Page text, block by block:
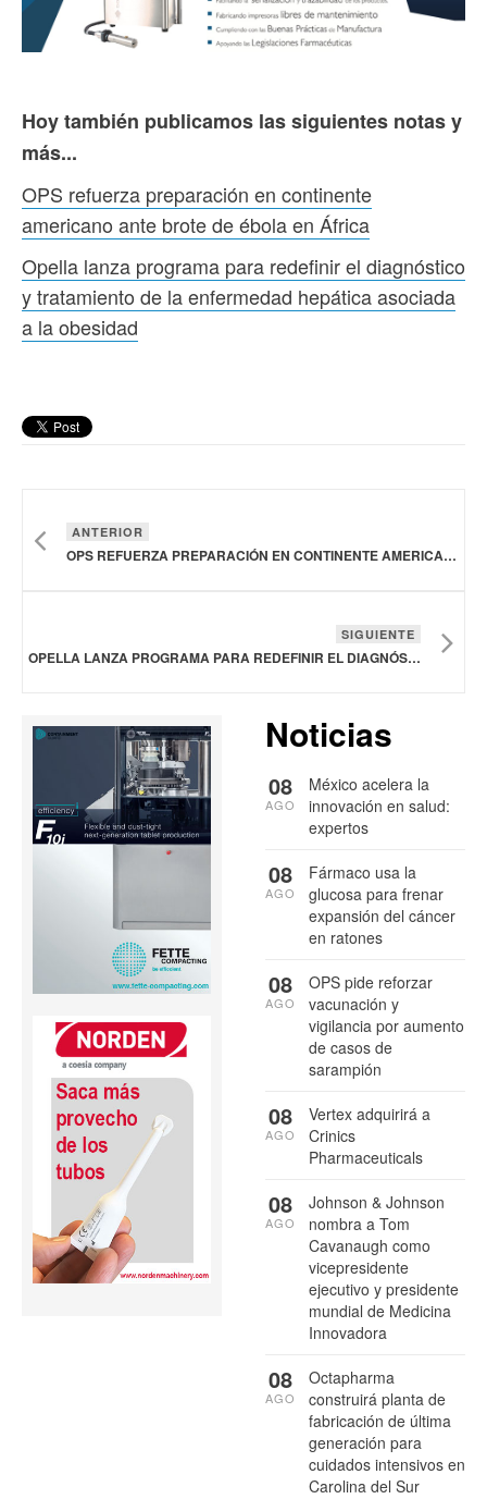
Hoy también publicamos las siguientes notas y
más...
OPS refuerza preparación en continente
americano ante brote de ébola en África
Opella lanza programa para redefinir el diagnóstico
y tratamiento de la enfermedad hepática asociada
a la obesidad
ANTERIOR
OPS REFUERZA PREPARACIÓN EN CONTINENTE AMERICANO ANTE BROTE DE ÉBOLA EN ÁFRICA
SIGUIENTE
OPELLA LANZA PROGRAMA PARA REDEFINIR EL DIAGNÓSTICO Y TRATAMIENTO DE LA ENFERMEDAD HEPÁTICA ASOCIADA A LA OBESIDAD
Noticias
México acelera la
innovación en salud:
expertos
08
AGO
Fármaco usa la
glucosa para frenar
expansión del cáncer
en ratones
08
AGO
OPS pide reforzar
vacunación y
vigilancia por aumento
de casos de
sarampión
08
AGO
Vertex adquirirá a
Crinics
Pharmaceuticals
08
AGO
Johnson & Johnson
nombra a Tom
Cavanaugh como
vicepresidente
ejecutivo y presidente
mundial de Medicina
Innovadora
08
AGO
Octapharma
construirá planta de
fabricación de última
generación para
cuidados intensivos en
Carolina del Sur
08
AGO